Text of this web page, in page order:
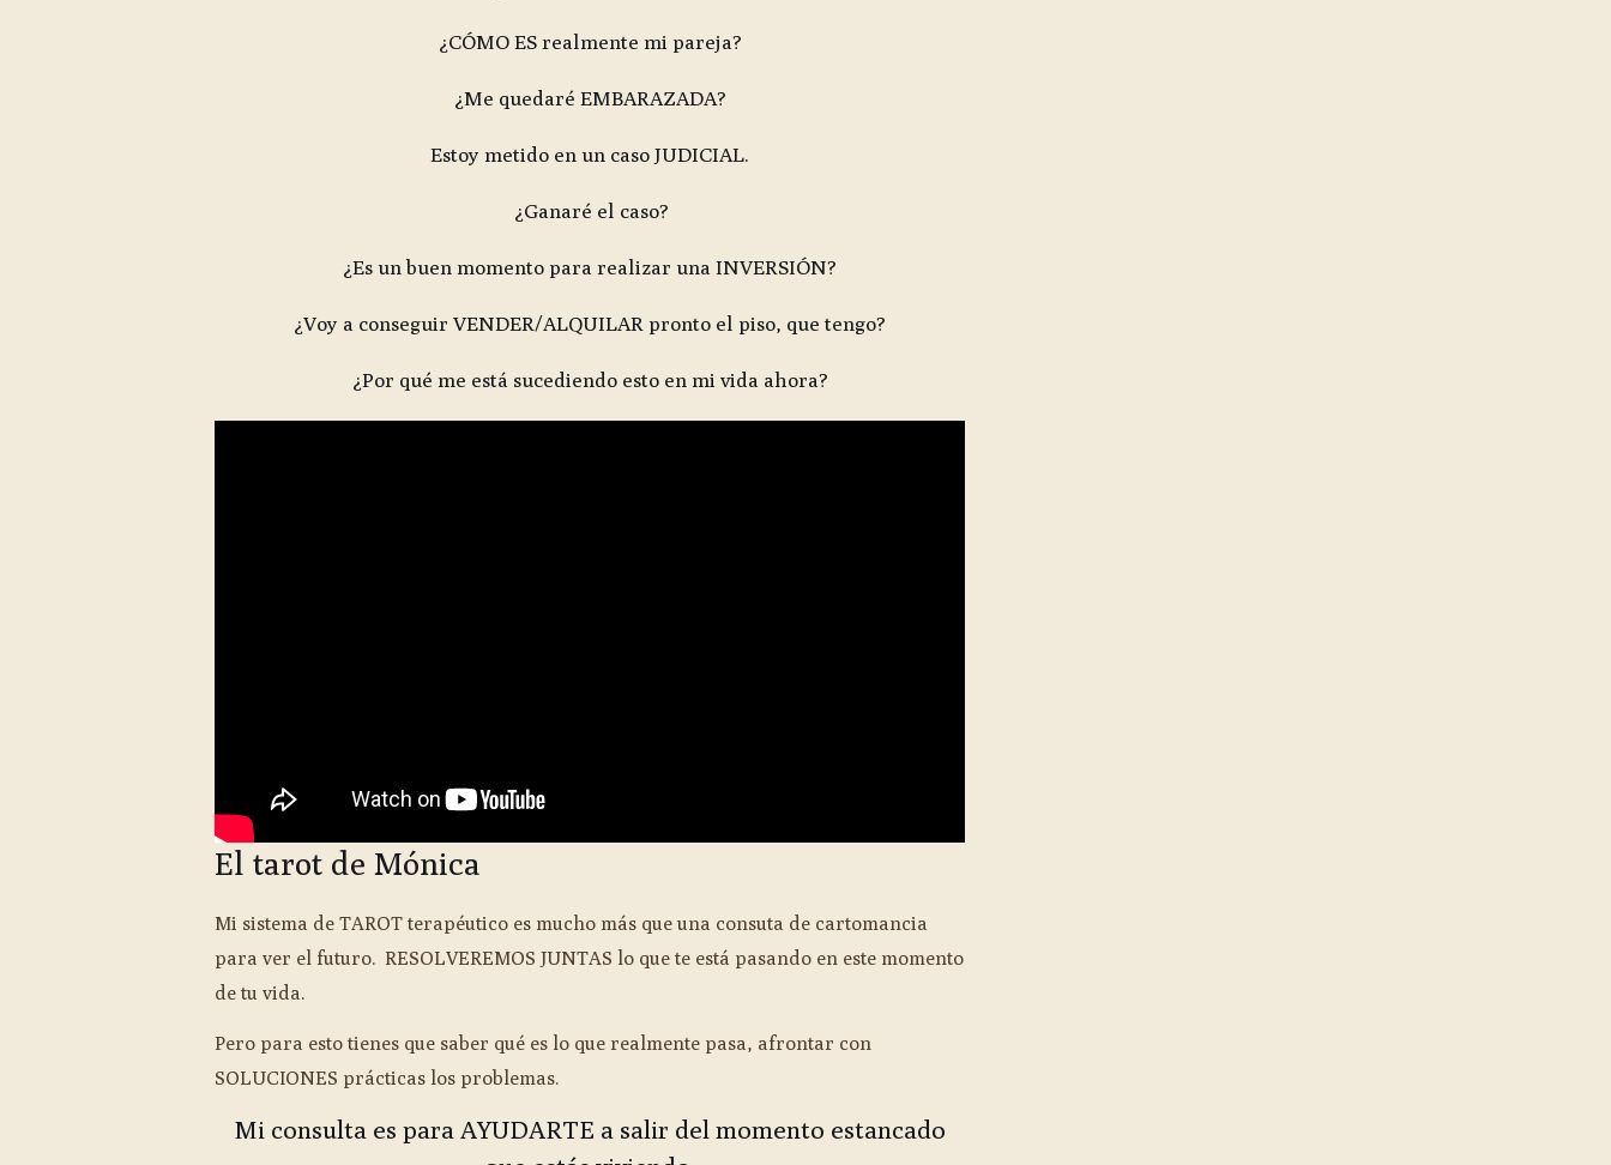
¿CÓMO ES realmente mi pareja?
¿Me quedaré EMBARAZADA?
Estoy metido en un caso JUDICIAL.
¿Ganaré el caso?
¿Es un buen momento para realizar una INVERSIÓN?
¿Voy a conseguir VENDER/ALQUILAR pronto el piso, que tengo?
¿Por qué me está sucediendo esto en mi vida ahora?
El tarot de Mónica
Mi sistema de TAROT terapéutico es mucho más que una consuta de cartomancia
para ver el futuro. RESOLVEREMOS JUNTAS lo que te está pasando en este momento
de tu vida.
Pero para esto tienes que saber qué es lo que realmente pasa, afrontar con
SOLUCIONES prácticas los problemas.
Mi consulta es para AYUDARTE a salir del momento estancado